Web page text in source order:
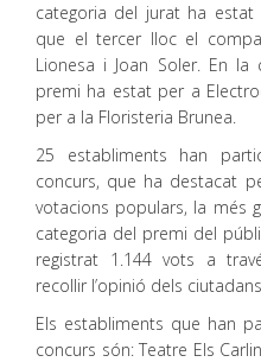
categoria del jurat ha estat
que el tercer lloc el
Lionesa i Joan Soler. En
premi ha estat per a
per a la Floristeria Brunea.
25 establiments han
concurs, que ha destacat
votacions populars, la més
categoria del premi del
registrat 1.144 vots a
recollir l’opinió dels
Els establiments que han
concurs són: Teatre Els